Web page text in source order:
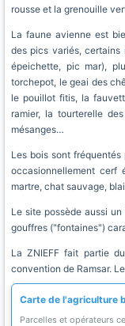
rousse et la grenouille
La faune avienne est
des pics variés,
épeichette, pic mar),
torchepot, le geai des
le pouillot fitis, la
ramier, la tourterelle
mésanges…
Les bois sont
occasionnellement cerf
martre, chat sauvage,
Le site possède aussi
gouffres ("fontaines")
La ZNIEFF fait partie
convention de Ramsar.
Carte de l'agriculture
Parcelles et opérateurs